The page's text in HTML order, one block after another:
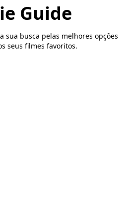
Guide
sua busca pelas melhores opções
seus filmes favoritos.